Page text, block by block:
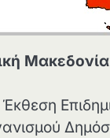
Μακεδονία